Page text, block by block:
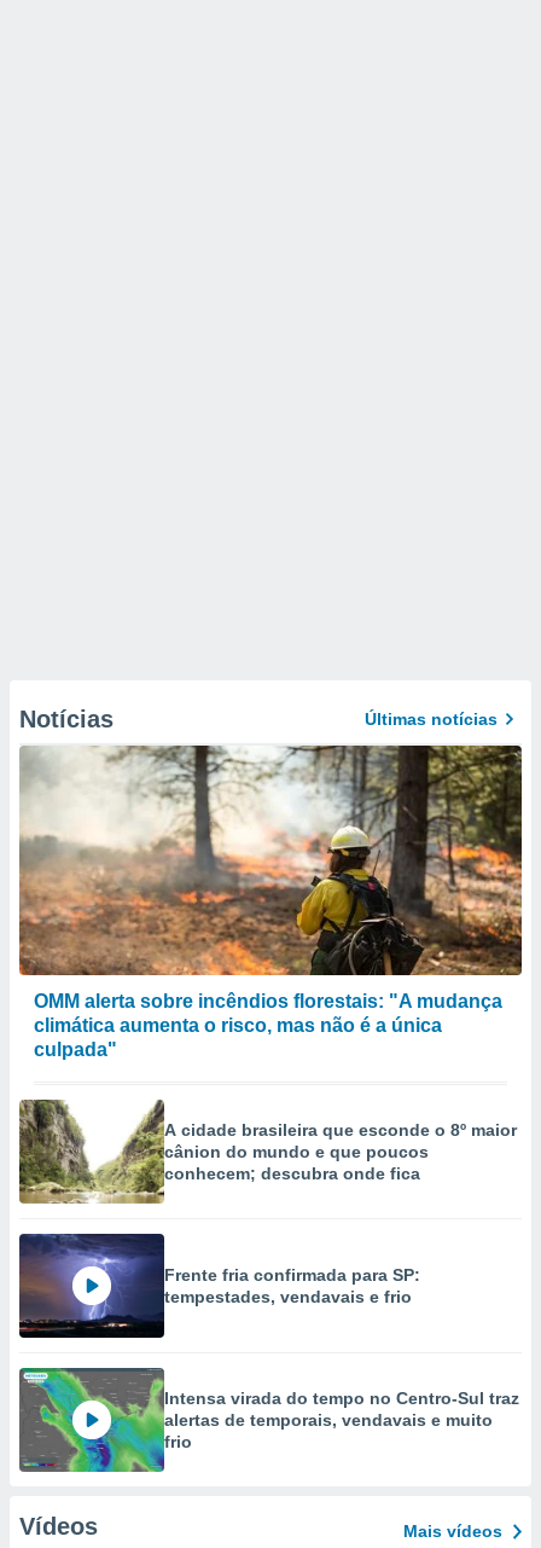
Notícias Últimas notícias
OMM alerta sobre incêndios florestais: "A mudança
climática aumenta o risco, mas não é a única
culpada"
A cidade brasileira que esconde o 8º maior
cânion do mundo e que poucos
conhecem; descubra onde fica
Frente fria confirmada para SP:
tempestades, vendavais e frio
Intensa virada do tempo no Centro-Sul traz
alertas de temporais, vendavais e muito
frio
Vídeos Mais vídeos